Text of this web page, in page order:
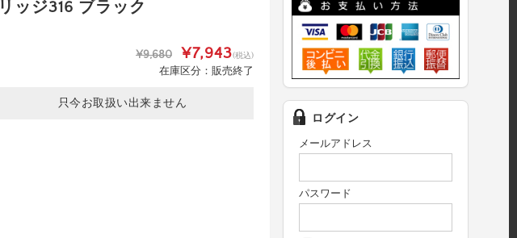
リッジ316 ブラック
¥9,680 ¥7,943(税込)
在庫区分：販売終了
只今お取扱い出来ません
ログイン
メールアドレス
パスワード